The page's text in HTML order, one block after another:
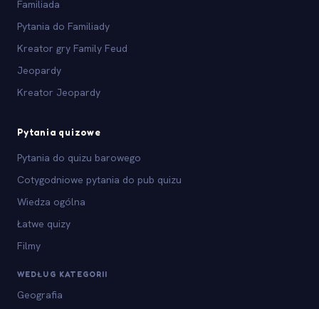
Familiada
Pytania do Familiady
Kreator gry Family Feud
Jeopardy
Kreator Jeopardy
Pytania quizowe
Pytania do quizu barowego
Cotygodniowe pytania do pub quizu
Wiedza ogólna
Łatwe quizy
Filmy
WEDŁUG KATEGORII
Geografia